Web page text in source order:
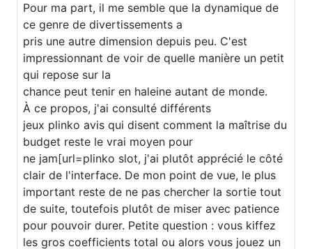
Pour ma part, il me semble que la dynamique de
ce genre de divertissements a
pris une autre dimension depuis peu. C'est
impressionnant de voir de quelle manière un petit
qui repose sur la
chance peut tenir en haleine autant de monde.
À ce propos, j'ai consulté différents
jeux plinko avis qui disent comment la maîtrise du
budget reste le vrai moyen pour
ne jam[url=plinko slot, j'ai plutôt apprécié le côté
clair de l'interface. De mon point de vue, le plus
important reste de ne pas chercher la sortie tout
de suite, toutefois plutôt de miser avec patience
pour pouvoir durer. Petite question : vous kiffez
les gros coefficients total ou alors vous jouez un